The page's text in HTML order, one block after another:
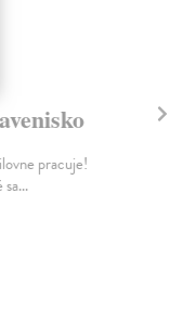
pracuje!